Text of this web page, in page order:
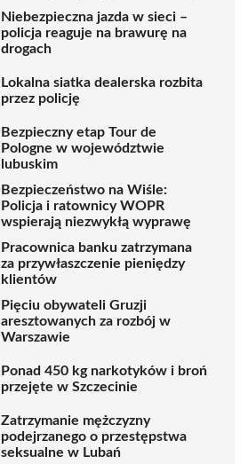
Niebezpieczna jazda w sieci –
policja reaguje na brawurę na
drogach
Lokalna siatka dealerska rozbita
przez policję
Bezpieczny etap Tour de
Pologne w województwie
lubuskim
Bezpieczeństwo na Wiśle:
Policja i ratownicy WOPR
wspierają niezwykłą wyprawę
Pracownica banku zatrzymana
za przywłaszczenie pieniędzy
klientów
Pięciu obywateli Gruzji
aresztowanych za rozbój w
Warszawie
Ponad 450 kg narkotyków i broń
przejęte w Szczecinie
Zatrzymanie mężczyzny
podejrzanego o przestępstwa
seksualne w Lubań